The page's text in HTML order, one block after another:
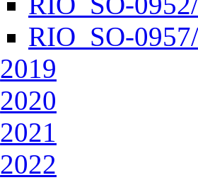
RIO_SO-
2019
2020
2021
2022